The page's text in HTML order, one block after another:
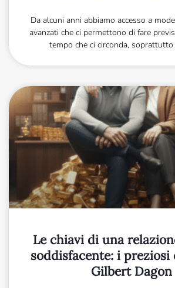
Da alcuni anni abbiamo accesso a
avanzati che ci permettono di fare
tempo che ci circonda,
Le chiavi di una
soddisfacente: i
Gilbert Dagon